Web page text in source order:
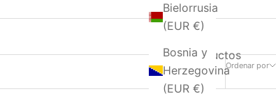
Bielorrusia
(EUR €)
Bosnia y
Herzegovina
(EUR €)
Ordenar por
61 productos